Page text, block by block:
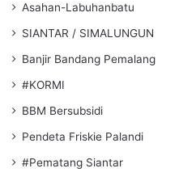
Asahan-Labuhanbatu
SIANTAR / SIMALUNGUN
Banjir Bandang Pemalang
#KORMI
BBM Bersubsidi
Pendeta Friskie Palandi
#Pematang Siantar